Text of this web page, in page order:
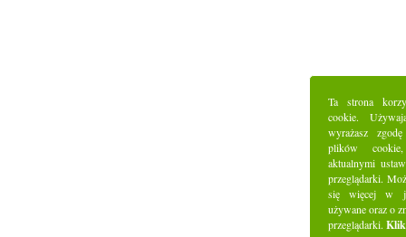
Ta strona
cookie.
wyrażasz
plików
aktualnymi
przeglądarki.
się więcej w
używane oraz o
przeglądarki.